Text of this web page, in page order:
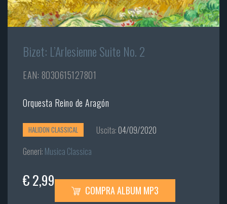
Bizet: L’Arlesienne Suite No. 2
EAN: 8030615127801
Orquesta Reino de Aragón
HALIDON CLASSICAL Uscita:04/09/2020
Generi: Musica Classica
€ 2,99
COMPRA ALBUM MP3